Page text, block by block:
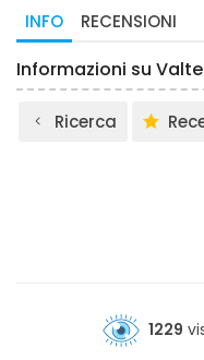
INFO RECENSIONI
Informazioni su
Ricerca
1229